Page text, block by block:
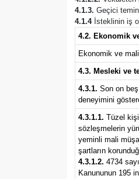
4.1.3. Geçici
4.1.4İsteklinin iş
4.2. Ekonomik
Ekonomik ve
4.3. Mesleki ve
4.3.1. Son on
deneyimini
4.3.1.1. Tüzel
sözleşmelerin
yeminli mali
şartların
4.3.1.2. 4734
Kanununun 195